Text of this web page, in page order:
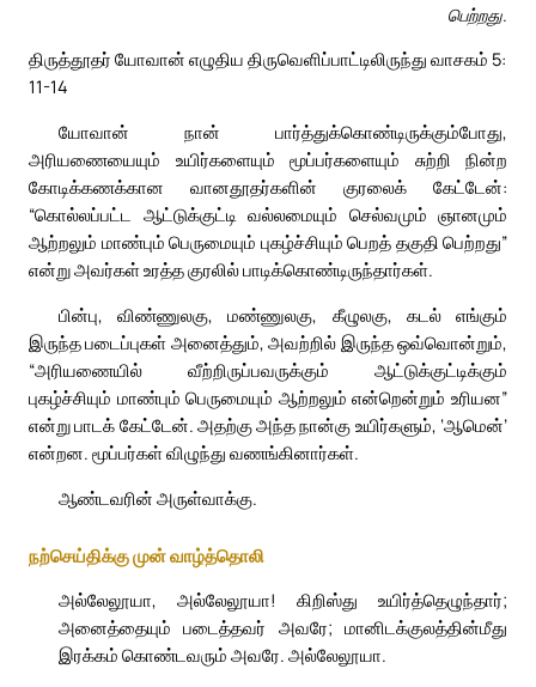
பெற்றது.
திருத்தூதர் யோவான் எழுதிய திருவெளிப்பாட்டிலிருந்து வாசகம் 5:
11-14
யோவான் நான் பார்த்துக்கொண்டிருக்கும்போது,
அரியணையையும் உயிர்களையும் மூப்பர்களையும் சுற்றி நின்ற
கோடிக்கணக்கான வானதூதர்களின் குரலைக் கேட்டேன்:
“கொல்லப்பட்ட ஆட்டுக்குட்டி வல்லமையும் செல்வமும் ஞானமும்
ஆற்றலும் மாண்பும் பெருமையும் புகழ்ச்சியும் பெறத் தகுதி பெற்றது”
என்று அவர்கள் உரத்த குரலில் பாடிக்கொண்டிருந்தார்கள்.
பின்பு, விண்ணுலகு, மண்ணுலகு, கீழுலகு, கடல் எங்கும்
இருந்த படைப்புகள் அனைத்தும், அவற்றில் இருந்த ஒவ்வொன்றும்,
“அரியணையில் வீற்றிருப்பவருக்கும் ஆட்டுக்குட்டிக்கும்
புகழ்ச்சியும் மாண்பும் பெருமையும் ஆற்றலும் என்றென்றும் உரியன”
என்று பாடக் கேட்டேன். அதற்கு அந்த நான்கு உயிர்களும், ‘ஆமென்’
என்றன. மூப்பர்கள் விழுந்து வணங்கினார்கள்.
ஆண்டவரின் அருள்வாக்கு.
நற்செய்திக்கு முன் வாழ்த்தொலி
அல்லேலூயா, அல்லேலூயா! கிறிஸ்து உயிர்த்தெழுந்தார்;
அனைத்தையும் படைத்தவர் அவரே; மானிடக்குலத்தின்மீது
இரக்கம் கொண்டவரும் அவரே. அல்லேலூயா.